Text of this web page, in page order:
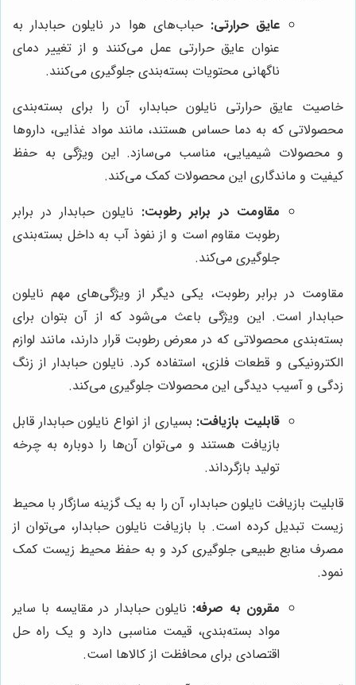
عایق حرارتی: حباب‌های هوا در نایلون حبابدار به
عنوان عایق حرارتی عمل می‌کنند و از تغییر دمای
ناگهانی محتویات بسته‌بندی جلوگیری می‌کنند.
خاصیت عایق حرارتی نایلون حبابدار، آن را برای بسته‌بندی
محصولاتی که به دما حساس هستند، مانند مواد غذایی، داروها
و محصولات شیمیایی، مناسب می‌سازد. این ویژگی به حفظ
کیفیت و ماندگاری این محصولات کمک می‌کند.
مقاومت در برابر رطوبت: نایلون حبابدار در برابر
رطوبت مقاوم است و از نفوذ آب به داخل بسته‌بندی
جلوگیری می‌کند.
مقاومت در برابر رطوبت، یکی دیگر از ویژگی‌های مهم نایلون
حبابدار است. این ویژگی باعث می‌شود که از آن بتوان برای
بسته‌بندی محصولاتی که در معرض رطوبت قرار دارند، مانند لوازم
الکترونیکی و قطعات فلزی، استفاده کرد. نایلون حبابدار از زنگ
زدگی و آسیب دیدگی این محصولات جلوگیری می‌کند.
قابلیت بازیافت: بسیاری از انواع نایلون حبابدار قابل
بازیافت هستند و می‌توان آن‌ها را دوباره به چرخه
تولید بازگرداند.
قابلیت بازیافت نایلون حبابدار، آن را به یک گزینه سازگار با محیط
زیست تبدیل کرده است. با بازیافت نایلون حبابدار، می‌توان از
مصرف منابع طبیعی جلوگیری کرد و به حفظ محیط زیست کمک
نمود.
مقرون به صرفه: نایلون حبابدار در مقایسه با سایر
مواد بسته‌بندی، قیمت مناسبی دارد و یک راه حل
اقتصادی برای محافظت از کالاها است.